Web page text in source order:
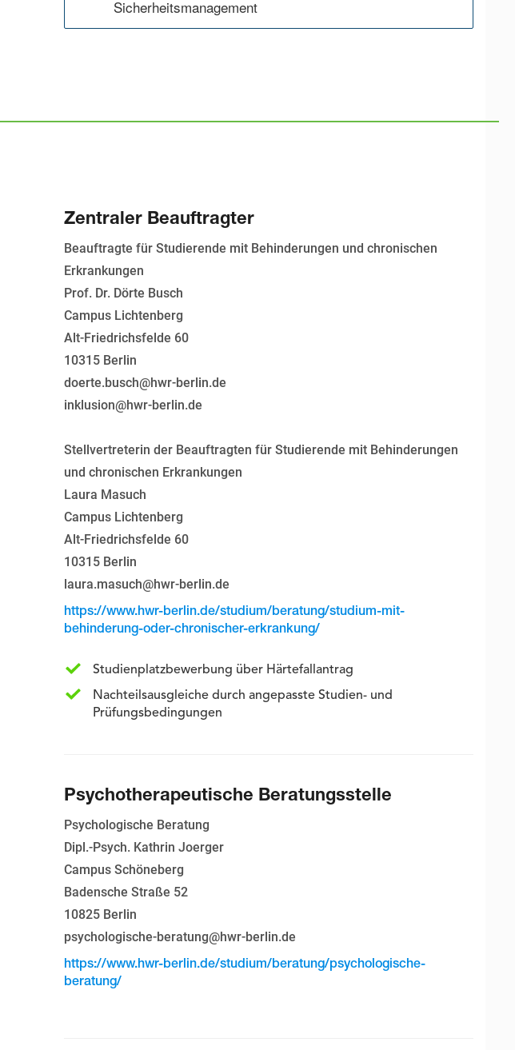
Sicherheitsmanagement
Zentraler Beauftragter
Beauftragte für Studierende mit Behinderungen und chronischen
Erkrankungen
Prof. Dr. Dörte Busch
Campus Lichtenberg
Alt-Friedrichsfelde 60
10315 Berlin
doerte.busch@hwr-berlin.de
inklusion@hwr-berlin.de
Stellvertreterin der Beauftragten für Studierende mit Behinderungen
und chronischen Erkrankungen
Laura Masuch
Campus Lichtenberg
Alt-Friedrichsfelde 60
10315 Berlin
laura.masuch@hwr-berlin.de
https://www.hwr-berlin.de/studium/beratung/studium-mit-
behinderung-oder-chronischer-erkrankung/
Studienplatzbewerbung über Härtefallantrag
Nachteilsausgleiche durch angepasste Studien- und
Prüfungsbedingungen
Psychotherapeutische Beratungsstelle
Psychologische Beratung
Dipl.-Psych. Kathrin Joerger
Campus Schöneberg
Badensche Straße 52
10825 Berlin
psychologische-beratung@hwr-berlin.de
https://www.hwr-berlin.de/studium/beratung/psychologische-
beratung/